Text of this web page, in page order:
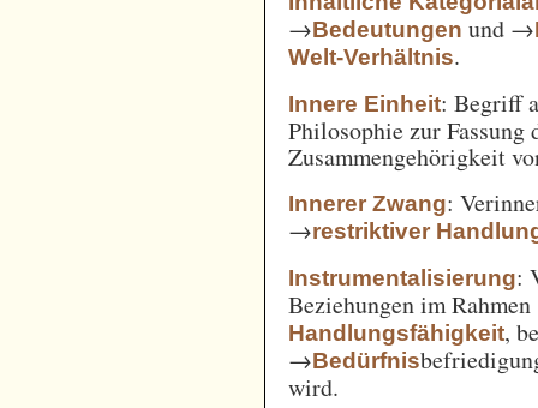
→Bedeutungen und →
Welt-Verhältnis.
Innere Einheit: Begriff
Philosophie zur
Zusammengehörigkeit
Innerer Zwang:
→restriktiver
Instrumentalisierung:
Beziehungen im
Handlungsfähigkeit,
→Bedürfnis
wird.